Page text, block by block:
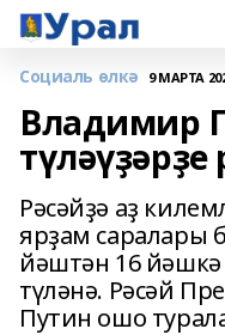
Социаль өлкә 9 МАРТА
Владимир
Рәсәйҙә аҙ
ярҙам саралары
йәштән 16 йәшкә
түләнә. Рәсәй
Путин ошо